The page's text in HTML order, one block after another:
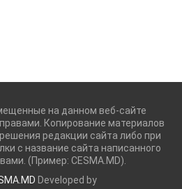
на данном веб-сайте
Копирование материалов
редакции сайта либо при
с название сайта написанного
(Пример: CESMA.MD).
Developed by